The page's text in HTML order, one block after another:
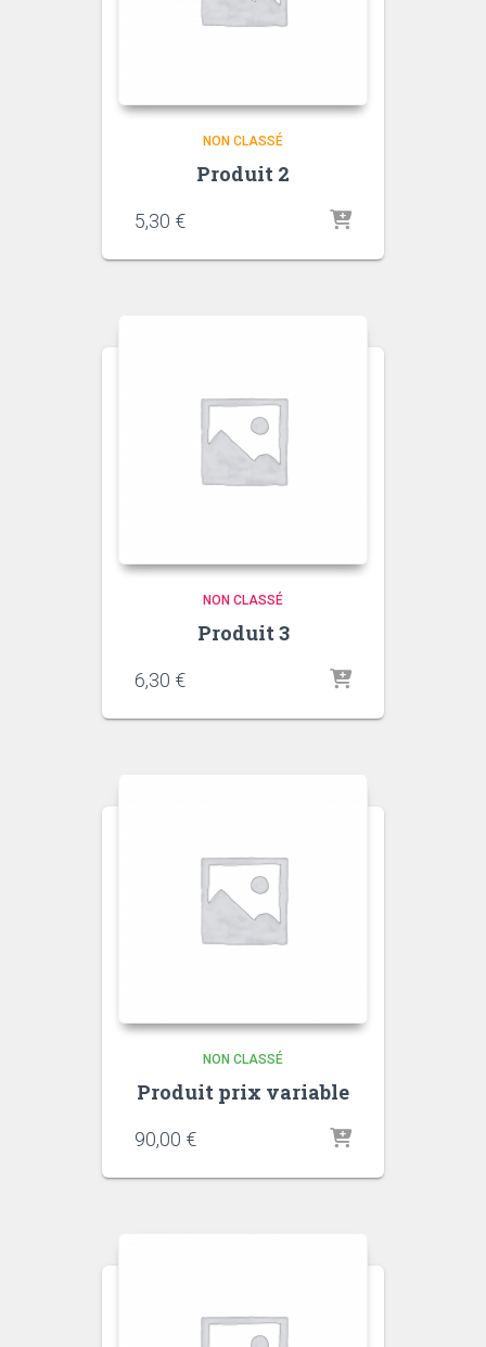
NON CLASSÉ
Produit 2
5,30 €
NON CLASSÉ
Produit 3
6,30 €
NON CLASSÉ
Produit prix variable
90,00 €